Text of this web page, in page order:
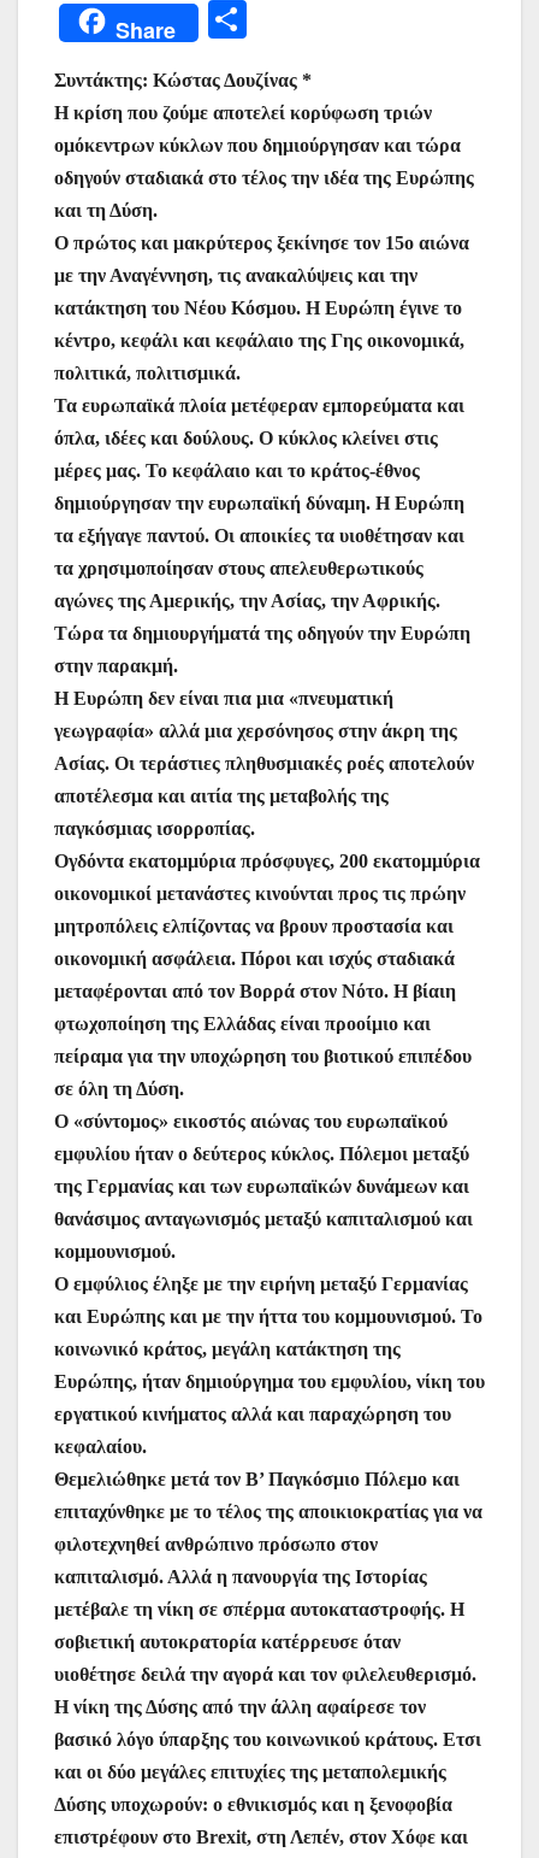
a
c
e
b
o
o
k
w
itt
er
h
at
s
A
p
m
ai
l
e
st e
n
er
a
m
Share
ρ
α
σ
ίτ
ε
Συντάκτης: Κώστας Δουζίνας *
Η κρίση που ζούμε αποτελεί κορύφωση τριών
ομόκεντρων κύκλων που δημιούργησαν και τώρα
οδηγούν σταδιακά στο τέλος την ιδέα της Ευρώπης
και τη Δύση.
Ο πρώτος και μακρύτερος ξεκίνησε τον 15ο αιώνα
με την Αναγέννηση, τις ανακαλύψεις και την
κατάκτηση του Νέου Κόσμου. Η Ευρώπη έγινε το
κέντρο, κεφάλι και κεφάλαιο της Γης οικονομικά,
πολιτικά, πολιτισμικά.
Τα ευρωπαϊκά πλοία μετέφεραν εμπορεύματα και
όπλα, ιδέες και δούλους. Ο κύκλος κλείνει στις
μέρες μας. Το κεφάλαιο και το κράτος-έθνος
δημιούργησαν την ευρωπαϊκή δύναμη. Η Ευρώπη
τα εξήγαγε παντού. Οι αποικίες τα υιοθέτησαν και
τα χρησιμοποίησαν στους απελευθερωτικούς
αγώνες της Αμερικής, την Ασίας, την Αφρικής.
Τώρα τα δημιουργήματά της οδηγούν την Ευρώπη
στην παρακμή.
Η Ευρώπη δεν είναι πια μια «πνευματική
γεωγραφία» αλλά μια χερσόνησος στην άκρη της
Ασίας. Οι τεράστιες πληθυσμιακές ροές αποτελούν
αποτέλεσμα και αιτία της μεταβολής της
παγκόσμιας ισορροπίας.
Ογδόντα εκατομμύρια πρόσφυγες, 200 εκατομμύρια
οικονομικοί μετανάστες κινούνται προς τις πρώην
μητροπόλεις ελπίζοντας να βρουν προστασία και
οικονομική ασφάλεια. Πόροι και ισχύς σταδιακά
μεταφέρονται από τον Βορρά στον Νότο. Η βίαιη
φτωχοποίηση της Ελλάδας είναι προοίμιο και
πείραμα για την υποχώρηση του βιοτικού επιπέδου
σε όλη τη Δύση.
Ο «σύντομος» εικοστός αιώνας του ευρωπαϊκού
εμφυλίου ήταν ο δεύτερος κύκλος. Πόλεμοι μεταξύ
της Γερμανίας και των ευρωπαϊκών δυνάμεων και
θανάσιμος ανταγωνισμός μεταξύ καπιταλισμού και
κομμουνισμού.
Ο εμφύλιος έληξε με την ειρήνη μεταξύ Γερμανίας
και Ευρώπης και με την ήττα του κομμουνισμού. Το
κοινωνικό κράτος, μεγάλη κατάκτηση της
Ευρώπης, ήταν δημιούργημα του εμφυλίου, νίκη του
εργατικού κινήματος αλλά και παραχώρηση του
κεφαλαίου.
Θεμελιώθηκε μετά τον Β’ Παγκόσμιο Πόλεμο και
επιταχύνθηκε με το τέλος της αποικιοκρατίας για να
φιλοτεχνηθεί ανθρώπινο πρόσωπο στον
καπιταλισμό. Αλλά η πανουργία της Ιστορίας
μετέβαλε τη νίκη σε σπέρμα αυτοκαταστροφής. Η
σοβιετική αυτοκρατορία κατέρρευσε όταν
υιοθέτησε δειλά την αγορά και τον φιλελευθερισμό.
Η νίκη της Δύσης από την άλλη αφαίρεσε τον
βασικό λόγο ύπαρξης του κοινωνικού κράτους. Ετσι
και οι δύο μεγάλες επιτυχίες της μεταπολεμικής
Δύσης υποχωρούν: ο εθνικισμός και η ξενοφοβία
επιστρέφουν στο Brexit, στη Λεπέν, στον Χόφε και